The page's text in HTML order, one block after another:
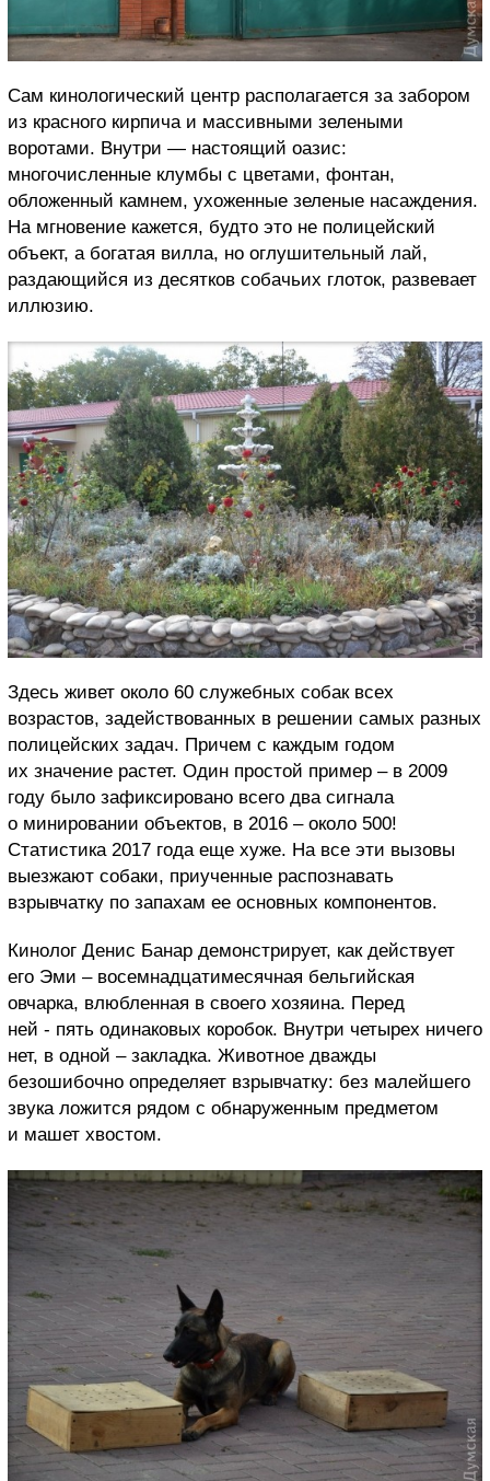
Сам кинологический центр располагается за забором
из красного кирпича и массивными зелеными
воротами. Внутри — настоящий оазис:
многочисленные клумбы с цветами, фонтан,
обложенный камнем, ухоженные зеленые насаждения.
На мгновение кажется, будто это не полицейский
объект, а богатая вилла, но оглушительный лай,
раздающийся из десятков собачьих глоток, развевает
иллюзию.
Здесь живет около 60 служебных собак всех
возрастов, задействованных в решении самых разных
полицейских задач. Причем с каждым годом
их значение растет. Один простой пример – в 2009
году было зафиксировано всего два сигнала
о минировании объектов, в 2016 – около 500!
Статистика 2017 года еще хуже. На все эти вызовы
выезжают собаки, приученные распознавать
взрывчатку по запахам ее основных компонентов.
Кинолог Денис Банар демонстрирует, как действует
его Эми – восемнадцатимесячная бельгийская
овчарка, влюбленная в своего хозяина. Перед
ней - пять одинаковых коробок. Внутри четырех ничего
нет, в одной – закладка. Животное дважды
безошибочно определяет взрывчатку: без малейшего
звука ложится рядом с обнаруженным предметом
и машет хвостом.